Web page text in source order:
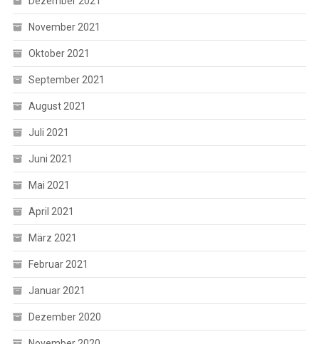
November 2021
Oktober 2021
September 2021
August 2021
Juli 2021
Juni 2021
Mai 2021
April 2021
März 2021
Februar 2021
Januar 2021
Dezember 2020